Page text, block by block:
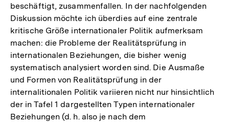
beschäftigt, zusammenfallen. In der nachfolgenden
Diskussion möchte ich überdies auf eine zentrale
kritische Größe internationaler Politik aufmerksam
machen: die Probleme der Realitätsprüfung in
internationalen Beziehungen, die bisher wenig
systematisch analysiert worden sind. Die Ausmaße
und Formen von Realitätsprüfung in der
internalitionalen Politik variieren nicht nur hinsichtlich
der in Tafel 1 dargestellten Typen internationaler
Beziehungen (d. h. also je nach dem